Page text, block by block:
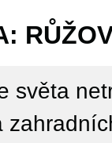
světa